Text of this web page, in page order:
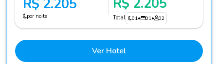
R$ 2.205
por noite
R$ 2.205
Total 01• 01• 02
Ver Hotel